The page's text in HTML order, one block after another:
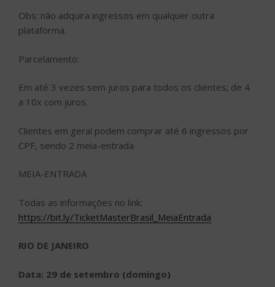
Obs: não adquira ingressos em qualquer outra
plataforma.
Parcelamento:
Em até 3 vezes sem juros para todos os clientes; de 4
a 10x com juros.
Clientes em geral podem comprar até 6 ingressos por
CPF, sendo 2 meia-entrada
MEIA-ENTRADA
Todas as informações no link:
https://bit.ly/TicketMasterBrasil_MeiaEntrada
RIO DE JANEIRO
Data: 29 de setembro (domingo)